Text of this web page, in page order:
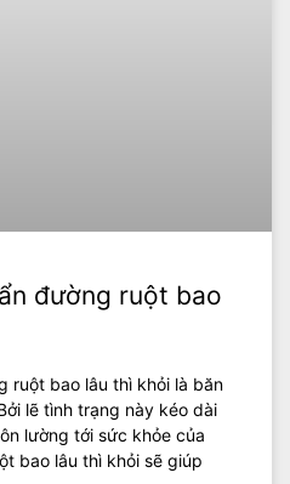
đường ruột bao
ruột bao lâu thì khỏi là băn
lẽ tình trạng này kéo dài
lường tới sức khỏe của
bao lâu thì khỏi sẽ giúp